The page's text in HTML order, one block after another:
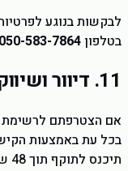
לבקשות בנוגע
בטלפון 050-583-7864
11. דיוור ושיווק
אם הצטרפתם לרשימת
בכל עת באמצעות
תיכנס לתוקף תוך 48 שעות.